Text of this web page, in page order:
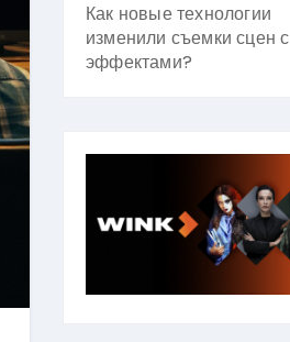
Как новые технологии
изменили съемки сцен с
эффектами?